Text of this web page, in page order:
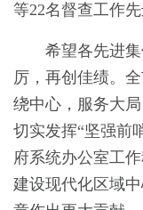
等22名督查工作
希望各先进
厉，再创佳绩。
绕中心，服务大
切实发挥“坚强前
府系统办公室工
建设现代化区域